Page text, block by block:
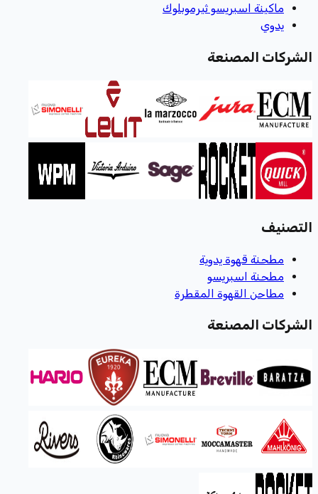
ماكينة اسبريسو ثيرموبلوك
يدوي
الشركات المصنعة
التصنيف
مطحنة قهوة يدوية
مطحنة اسبريسو
مطاحن القهوة المقطرة
الشركات المصنعة